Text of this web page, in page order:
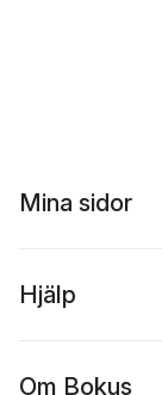
Mina sidor
Hjälp
Om Bokus